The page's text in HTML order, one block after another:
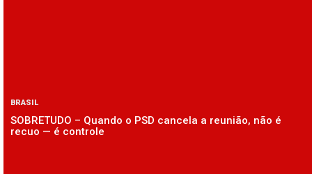
BRASIL
SOBRETUDO – Quando o PSD cancela a reunião, não é
recuo — é controle